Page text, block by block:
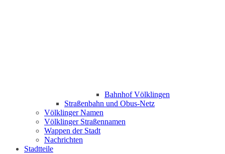
Bahnhof Völklingen
Straßenbahn und Obus-Netz
Völklinger Namen
Völklinger Straßennamen
Wappen der Stadt
Nachrichten
Stadtteile